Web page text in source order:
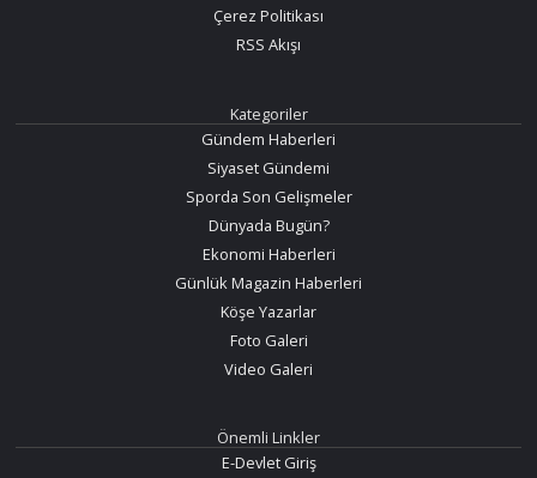
Çerez Politikası
RSS Akışı
Kategoriler
Gündem Haberleri
Siyaset Gündemi
Sporda Son Gelişmeler
Dünyada Bugün?
Ekonomi Haberleri
Günlük Magazin Haberleri
Köşe Yazarlar
Foto Galeri
Video Galeri
Önemli Linkler
E-Devlet Giriş